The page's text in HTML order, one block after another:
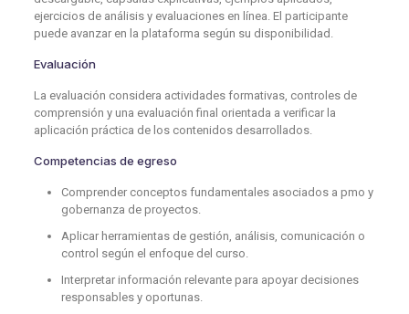
ejercicios de análisis y evaluaciones en línea. El participante
puede avanzar en la plataforma según su disponibilidad.
Evaluación
La evaluación considera actividades formativas, controles de
comprensión y una evaluación final orientada a verificar la
aplicación práctica de los contenidos desarrollados.
Competencias de egreso
Comprender conceptos fundamentales asociados a pmo y
gobernanza de proyectos.
Aplicar herramientas de gestión, análisis, comunicación o
control según el enfoque del curso.
Interpretar información relevante para apoyar decisiones
responsables y oportunas.